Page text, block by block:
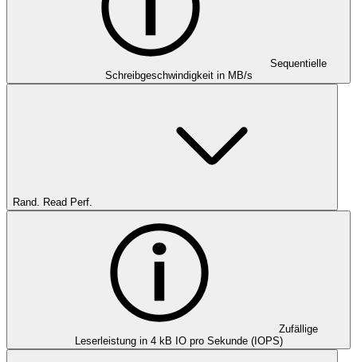
Sequentielle
Schreibgeschwindigkeit in MB/s
Rand. Read Perf.
Zufällige
Leserleistung in 4 kB IO pro Sekunde (IOPS)